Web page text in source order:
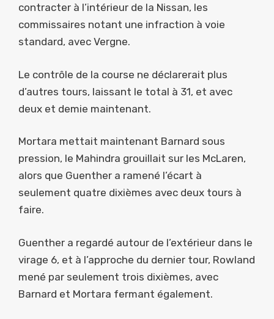
contracter à l’intérieur de la Nissan, les
commissaires notant une infraction à voie
standard, avec Vergne.
Le contrôle de la course ne déclarerait plus
d’autres tours, laissant le total à 31, et avec
deux et demie maintenant.
Mortara mettait maintenant Barnard sous
pression, le Mahindra grouillait sur les McLaren,
alors que Guenther a ramené l’écart à
seulement quatre dixièmes avec deux tours à
faire.
Guenther a regardé autour de l’extérieur dans le
virage 6, et à l’approche du dernier tour, Rowland
mené par seulement trois dixièmes, avec
Barnard et Mortara fermant également.